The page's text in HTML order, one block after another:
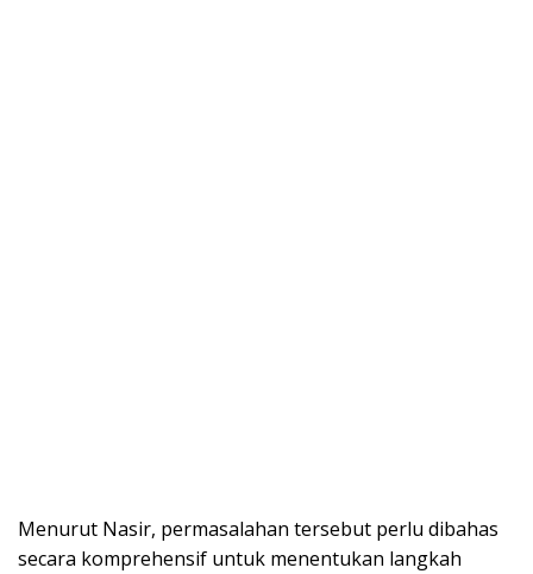
Menurut Nasir, permasalahan tersebut perlu dibahas
secara komprehensif untuk menentukan langkah